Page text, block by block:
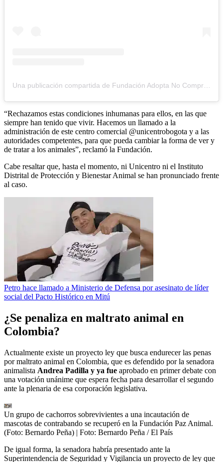
Una publicación compartida de Fundación Adopta No Compres (@adoptanocompres)
“Rechazamos estas condiciones inhumanas para ellos, en las que
siempre han tenido que vivir. Hacemos un llamado a la
administración de este centro comercial @unicentrobogota y a las
autoridades competentes, para que pueda cambiar la forma de ver y
de tratar a los animales”, reclamó la Fundación.
Cabe resaltar que, hasta el momento, ni Unicentro ni el Instituto
Distrital de Protección y Bienestar Animal se han pronunciado frente
al caso.
Petro hace llamado a Ministerio de Defensa por asesinato de líder
social del Pacto Histórico en Mitú
¿Se penaliza en maltrato animal en
Colombia?
Actualmente existe un proyecto ley que busca endurecer las penas
por maltrato animal en Colombia, que es defendido por la senadora
animalista Andrea Padilla y ya fue aprobado en primer debate con
una votación unánime que espera fecha para desarrollar el segundo
ante la plenaria de esa corporación legislativa.
Un grupo de cachorros sobrevivientes a una incautación de
mascotas de contrabando se recuperó en la Fundación Paz Animal.
(Foto: Bernardo Peña) | Foto: Bernardo Peña / El País
De igual forma, la senadora habría presentado ante la
Superintendencia de Seguridad y Vigilancia un proyecto de ley que